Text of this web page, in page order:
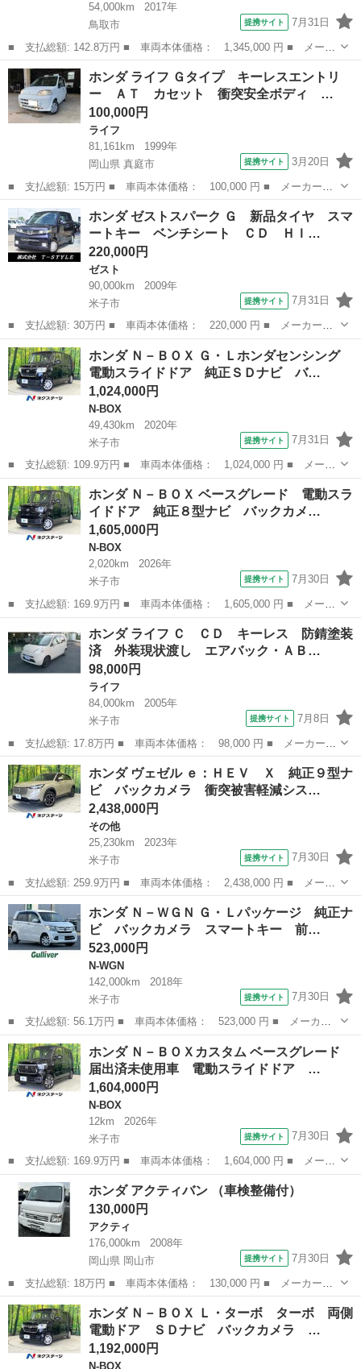
54,000km
2017年
鳥取市
提携サイト 7月31日
■ 支払総額: 142.8万円 ■ 車両本体価格： 1,345,000 円 ■ メーカ
ー名： ホンダ ■ 車種名： フィットハイブリッド ■ グレード
名： Ｓ ホンダセンシング 純正ナビ／フルセグ／ＤＶＤ／ＣＤ／
ＢＴ／ＵＳ...
鳥取 鳥取市 フィット
ホンダ ライフ Ｇタイプ キーレスエントリ
ー ＡＴ カセット 衝突安全ボディ …
100,000円
ライフ
81,161km
1999年
岡山県 真庭市
提携サイト 3月20日
■ 支払総額: 15万円 ■ 車両本体価格： 100,000 円 ■ メーカー
名： ホンダ ■ 車種名： ライフ ■ グレード名： Ｇタイプ キ
ーレスエントリー ＡＴ カセット 衝突安全ボディ エアコン ■
排気量： 66...
岡山 真庭市 ライフ
ホンダ ゼストスパーク Ｇ 新品タイヤ スマ
ートキー ベンチシート ＣＤ ＨＩ…
220,000円
ゼスト
90,000km
2009年
米子市
提携サイト 7月31日
■ 支払総額: 30万円 ■ 車両本体価格： 220,000 円 ■ メーカー
名： ホンダ ■ 車種名： ゼストスパーク ■ グレード名： Ｇ
新品タイヤ スマートキー ベンチシート ＣＤ ＨＩＤ ■ 排気
量： 660cc...
鳥取 米子市 ゼスト
ホンダ Ｎ－ＢＯＸ Ｇ・Ｌホンダセンシング
電動スライドドア 純正ＳＤナビ バ…
1,024,000円
N-BOX
49,430km
2020年
米子市
提携サイト 7月31日
■ 支払総額: 109.9万円 ■ 車両本体価格： 1,024,000 円 ■ メーカ
ー名： ホンダ ■ 車種名： Ｎ－ＢＯＸ ■ グレード名： Ｇ・Ｌ
ホンダセンシング 電動スライドドア 純正ＳＤナビ バックカメ
ラ 衝突被...
鳥取 米子市 N-BOX
ホンダ Ｎ－ＢＯＸ ベースグレード 電動スラ
イドドア 純正８型ナビ バックカメ…
1,605,000円
N-BOX
2,020km
2026年
米子市
提携サイト 7月30日
■ 支払総額: 169.9万円 ■ 車両本体価格： 1,605,000 円 ■ メーカ
ー名： ホンダ ■ 車種名： Ｎ－ＢＯＸ ■ グレード名： ベース
グレード 電動スライドドア 純正８型ナビ バックカメラ 衝突被
害軽減シ...
N-BOX
ホンダ ライフ Ｃ ＣＤ キーレス 防錆塗装
済 外装現状渡し エアバック・ＡＢ…
98,000円
ライフ
84,000km
2005年
米子市
提携サイト 7月8日
■ 支払総額: 17.8万円 ■ 車両本体価格： 98,000 円 ■ メーカー
名： ホンダ ■ 車種名： ライフ ■ グレード名： Ｃ ＣＤ キ
ーレス 防錆塗装済 外装現状渡し エアバック・ＡＢＳ・エアコ
ン・パワステ・パ...
鳥取 米子市 ライフ
ホンダ ヴェゼル ｅ：ＨＥＶ Ｘ 純正９型ナ
ビ バックカメラ 衝突被害軽減シス…
2,438,000円
その他
25,230km
2023年
米子市
提携サイト 7月30日
■ 支払総額: 259.9万円 ■ 車両本体価格： 2,438,000 円 ■ メーカ
ー名： ホンダ ■ 車種名： ヴェゼル ■ グレード名： ｅ：ＨＥ
Ｖ Ｘ 純正９型ナビ バックカメラ 衝突被害軽減システム レー
ダークル...
鳥取 米子市 その他
ホンダ Ｎ－ＷＧＮ Ｇ・Ｌパッケージ 純正ナ
ビ バックカメラ スマートキー 前…
523,000円
N-WGN
142,000km
2018年
米子市
提携サイト 7月30日
■ 支払総額: 56.1万円 ■ 車両本体価格： 523,000 円 ■ メーカー
名： ホンダ ■ 車種名： Ｎ－ＷＧＮ ■ グレード名： Ｇ・Ｌパ
ッケージ 純正ナビ バックカメラ スマートキー 前後ドライブレ
コーダー 純...
鳥取 米子市 N-WGN
ホンダ Ｎ－ＢＯＸカスタム ベースグレード
届出済未使用車 電動スライドドア …
1,604,000円
N-BOX
12km
2026年
米子市
提携サイト 7月30日
■ 支払総額: 169.9万円 ■ 車両本体価格： 1,604,000 円 ■ メーカ
ー名： ホンダ ■ 車種名： Ｎ－ＢＯＸカスタム ■ グレード
名： ベースグレード 届出済未使用車 電動スライドドア 衝突被
害軽減システ...
鳥取 米子市 N-BOX
ホンダ アクティバン （車検整備付）
130,000円
アクティ
176,000km
2008年
岡山県 岡山市
提携サイト 7月30日
■ 支払総額: 18万円 ■ 車両本体価格： 130,000 円 ■ メーカー
名： ホンダ ■ 車種名： アクティバン ■ グレード名： ■ 排
気量： 660cc ■ ドア枚数： 5D ■ ミッション： インパネAT ■...
岡山 岡山市 アクティ
ホンダ Ｎ－ＢＯＸ Ｌ・ターボ ターボ 両側
電動ドア ＳＤナビ バックカメラ …
1,192,000円
N-BOX